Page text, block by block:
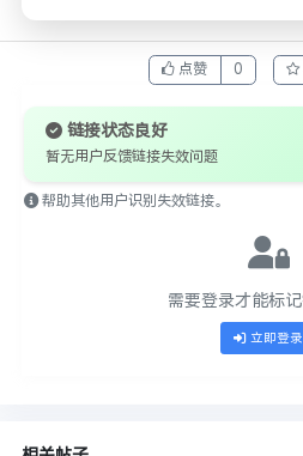
点赞 0
链接状态良好
暂无用户反馈链接失效问题
帮助其他用户识别失效链接。
需要登录才能标
立即登录